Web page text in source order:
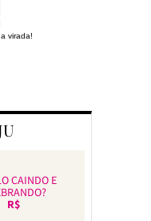
virada!
CAINDO E
R$